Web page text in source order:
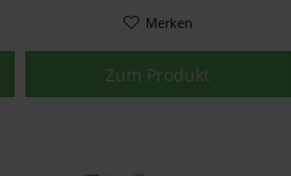
Merken
Zum Produkt